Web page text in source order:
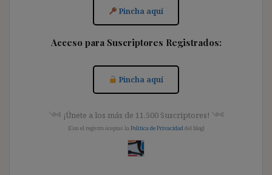
Pincha aquí
Acceso para Suscriptores Registrados:
Pincha aquí
༺ ¡Únete a los más de 11.500 Suscriptores! ༺
[Con el registro aceptas la Política de Privacidad del blog]